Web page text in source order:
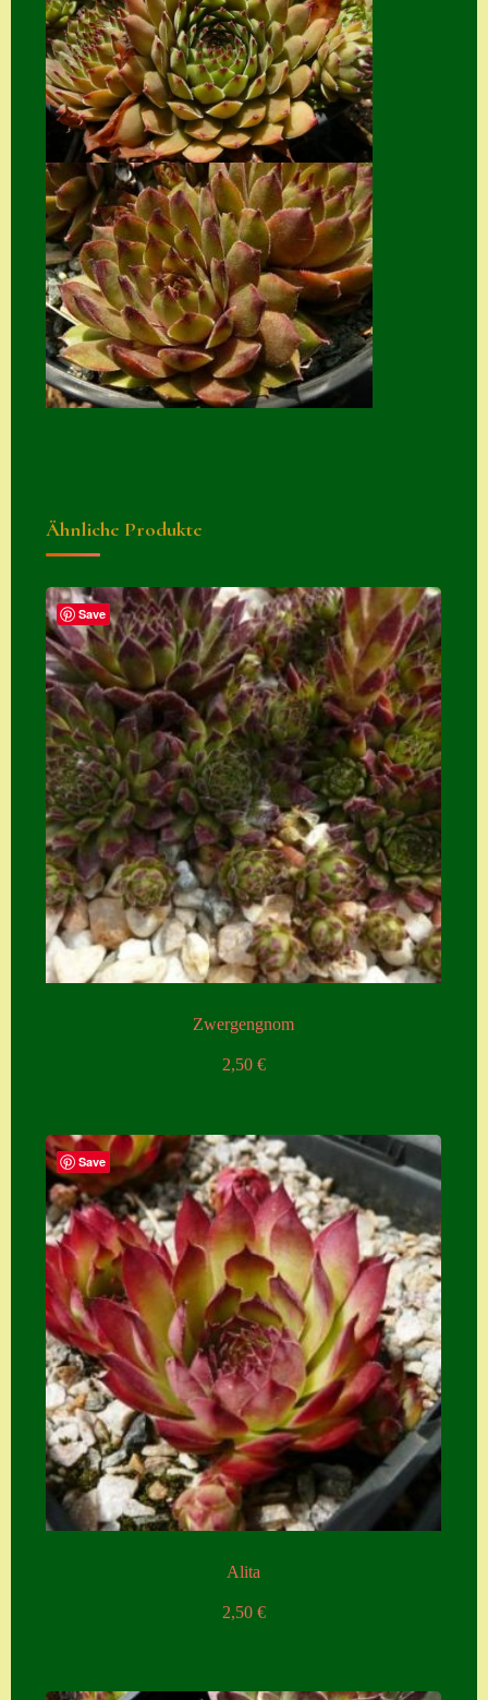
Naturformen
S. x nixonii
Semps die ich
suche
Semps von A – Z
Shop
Suche
Sue Thomas
Translator
Versand
ng
Zahlung
Zahlungs- &
Versandinfos
Zubehör
Zubehör
Ähnliche Produkte
Save
Zwergengnom
2,50 €
Save
Alita
2,50 €